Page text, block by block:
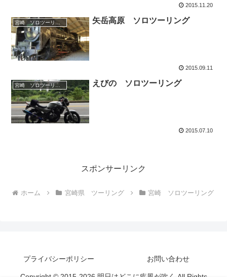
2015.11.20
宮崎 ソロツーリング 矢岳高原 ソロツーリング
2015.09.11
宮崎 ソロツーリング えびの ソロツーリング
2015.07.10
スポンサーリンク
ホーム 宮崎県 ツーリング 宮崎 ソロツーリング
プライバシーポリシー お問い合わせ